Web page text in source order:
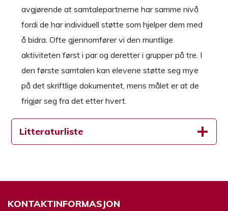
avgjørende at samtalepartnerne har samme nivå
fordi de har individuell støtte som hjelper dem med
å bidra. Ofte gjennomfører vi den muntlige
aktiviteten først i par og deretter i grupper på tre. I
den første samtalen kan elevene støtte seg mye
på det skriftlige dokumentet, mens målet er at de
frigjør seg fra det etter hvert.
Litteraturliste
KONTAKTINFORMASJON